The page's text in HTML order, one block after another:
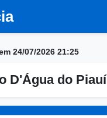
24/07/2026 21:25
D'Água do Piauí